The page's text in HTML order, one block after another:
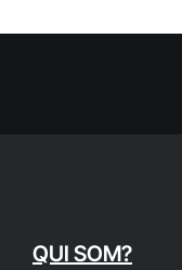
QUI SOM?